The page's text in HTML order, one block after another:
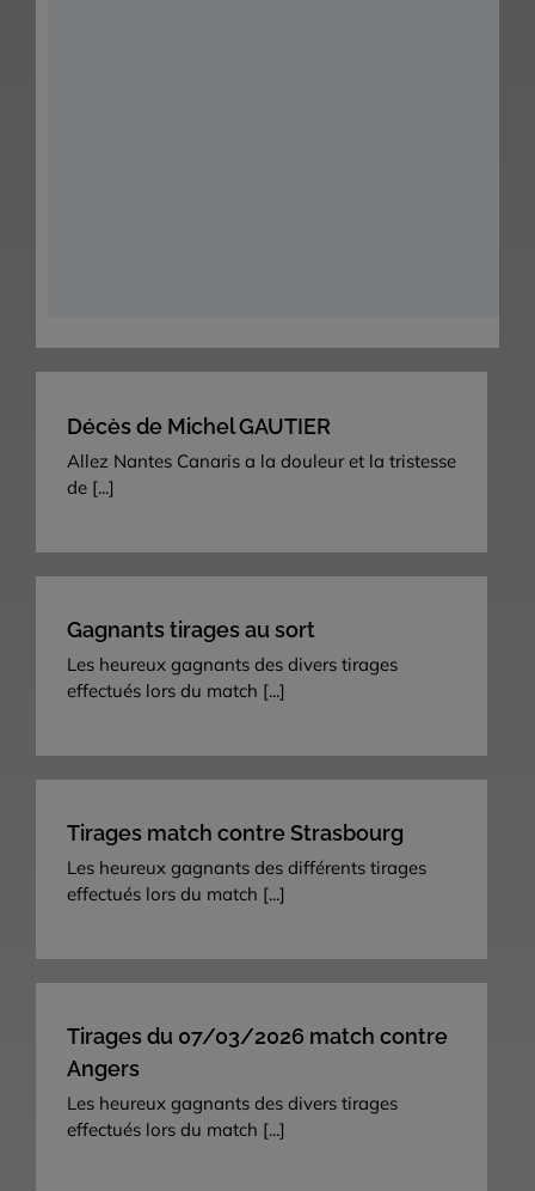
Décès de Michel GAUTIER
Allez Nantes Canaris a la douleur et la tristesse
de [...]
Gagnants tirages au sort
Les heureux gagnants des divers tirages
effectués lors du match [...]
Tirages match contre Strasbourg
Les heureux gagnants des différents tirages
effectués lors du match [...]
Tirages du 07/03/2026 match contre
Angers
Les heureux gagnants des divers tirages
effectués lors du match [...]